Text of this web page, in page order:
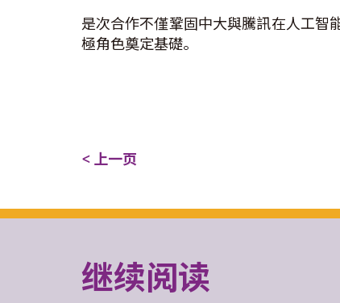
是次合作不僅鞏固中大與騰訊在人工智
極角色奠定基礎。
< 上一页
继续阅读